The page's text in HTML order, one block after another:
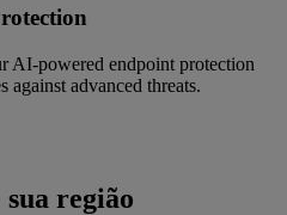
AI-powered endpoint protection
against advanced threats.
região